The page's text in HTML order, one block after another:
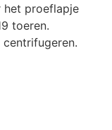
het proeflapje
toeren.